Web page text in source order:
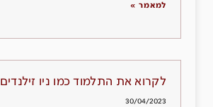
למאמר »
לקרוא את התלמוד כמו ניו זילנדים
30/04/2023